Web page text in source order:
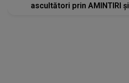
ascultători prin AMINTIRI și